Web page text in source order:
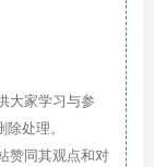
大家学习与参
处理。
赞同其观点和对